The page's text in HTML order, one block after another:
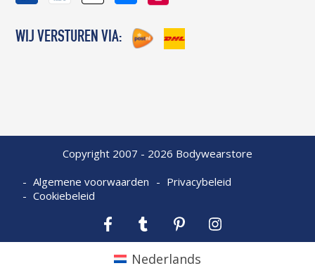
WIJ VERSTUREN VIA:
Copyright 2007 - 2026 Bodywearstore
Algemene voorwaarden
Privacybeleid
Cookiebeleid
Facebook Tumblr Pinterest
Nederlands